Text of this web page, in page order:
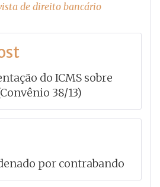
de direito bancário
do ICMS sobre
38/13)
por contrabando